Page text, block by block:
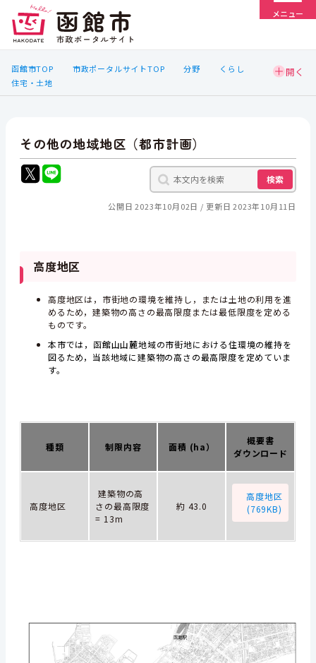
メニュー
函館市TOP 市政ポータルサイトTOP 分野
くらし
住宅・土地
その他の地域地区（都市計画）
検索
公開日 2023年10月02日 更新日 2023年10月11日
高度地区
高度地区は，市街地の環境を維持し，または土地の利用を進
めるため，建築物の高さの最高限度または最低限度を定める
ものです。
本市では，函館山山麓地域の市街地における住環境の維持を
図るため，当該地域に建築物の高さの最高限度を定めていま
す。
種類 制限内容 面積 (ha）
概要書
ダウンロード
高度地区
建築物の高
さの最高限度
= 13m
約 43.0
高度地区
(769KB)